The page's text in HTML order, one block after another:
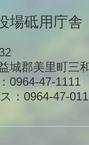
場砥用庁舎
城郡美里町三
0964-47-1111
：0964-47-